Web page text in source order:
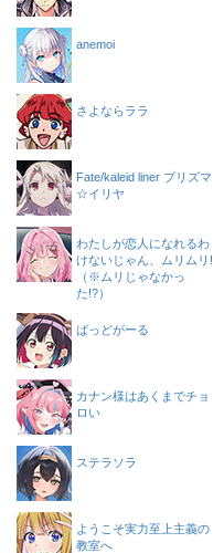
anemoi
さよならララ
Fate/kaleid liner プリズマ
☆イリヤ
わたしが恋人になれるわ
けないじゃん、ムリムリ!
（※ムリじゃなかっ
た!?）
ばっどがーる
カナン様はあくまでチョ
ロい
ステラソラ
ようこそ実力至上主義の
教室へ